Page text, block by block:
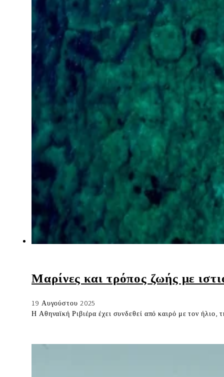
Μαρίνες και τρόπος ζωής με
19 Αυγούστου 2025
Η Αθηναϊκή Ριβιέρα έχει συνδεθεί από καιρό με τον